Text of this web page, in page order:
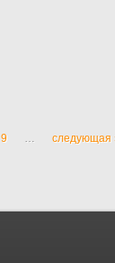
9 … следующая